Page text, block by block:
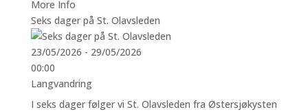
More Info
Seks dager på St. Olavsleden
23/05/2026 - 29/05/2026
00:00
Langvandring
I seks dager følger vi St. Olavsleden fra Østersjøkysten